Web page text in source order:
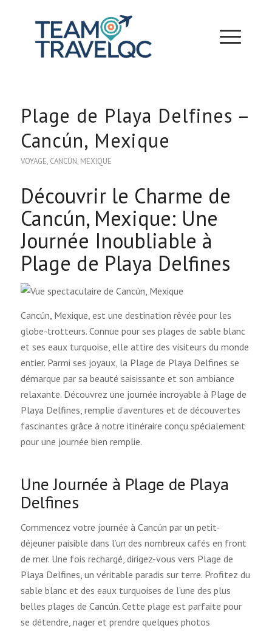
Plage de Playa Delfines –
Cancún, Mexique
VOYAGE, CANCÚN, MEXIQUE
Découvrir le Charme de
Cancún, Mexique: Une
Journée Inoubliable à
Plage de Playa Delfines
Cancún, Mexique, est une destination rêvée pour les
globe-trotteurs. Connue pour ses plages de sable blanc
et ses eaux turquoise, elle attire des visiteurs du monde
entier. Parmi ses joyaux, la Plage de Playa Delfines se
démarque par sa beauté saisissante et son ambiance
relaxante. Découvrez une journée incroyable à Plage de
Playa Delfines, remplie d’aventures et de découvertes
fascinantes grâce à notre itinéraire conçu spécialement
pour une journée bien remplie.
Une Journée à Plage de Playa
Delfines
Commencez votre journée à Cancún par un petit-
déjeuner paisible dans l’un des nombreux cafés en front
de mer. Une fois rechargé, dirigez-vous vers Plage de
Playa Delfines, un véritable paradis sur terre. Profitez du
sable blanc et des eaux turquoises de l’une des plus
belles plages de Cancún. Cette plage est parfaite pour
se détendre, nager et prendre quelques photos